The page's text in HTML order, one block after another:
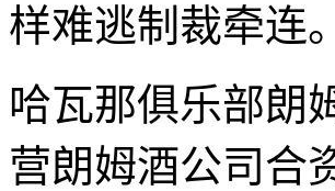
样难逃制裁牵连。
哈瓦那俱乐部朗
营朗姆酒公司合